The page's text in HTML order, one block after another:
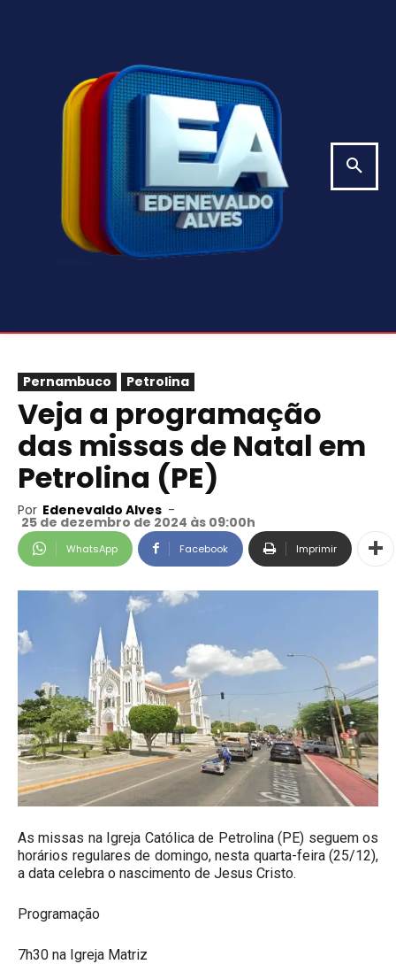
Pernambuco Petrolina
Veja a programação
das missas de Natal em
Petrolina (PE)
Por Edenevaldo Alves -
25 de dezembro de 2024 às 09:00h
WhatsApp Facebook Imprimir
As missas na Igreja Católica de Petrolina (PE) seguem os
horários regulares de domingo, nesta quarta-feira (25/12),
a data celebra o nascimento de Jesus Cristo.
Programação
7h30 na Igreja Matriz